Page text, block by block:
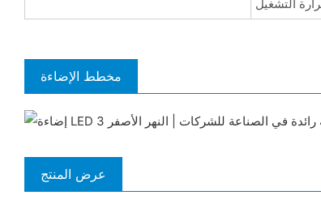
مخطط الإضاءة
عرض المنتج